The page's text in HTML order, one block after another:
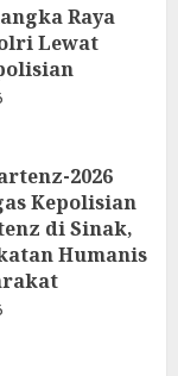
Raya
Lewat
2026
Kepolisian
di Sinak,
Humanis